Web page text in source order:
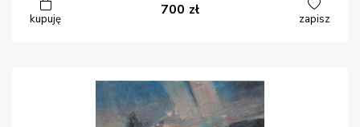
kupuję
700 zł
zapisz